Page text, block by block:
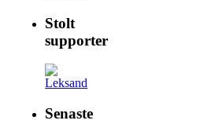
Stolt
supporter
Senaste